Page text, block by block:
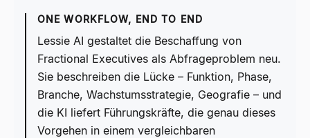
ONE WORKFLOW, END TO END
Lessie AI gestaltet die Beschaffung von
Fractional Executives als Abfrageproblem neu.
Sie beschreiben die Lücke – Funktion, Phase,
Branche, Wachstumsstrategie, Geografie – und
die KI liefert Führungskräfte, die genau dieses
Vorgehen in einem vergleichbaren